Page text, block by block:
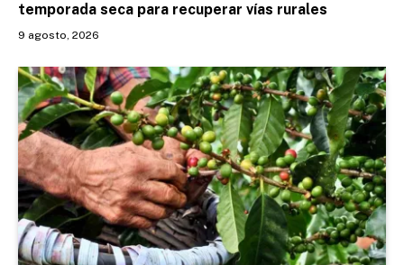
temporada seca para recuperar vías rurales
9 agosto, 2026